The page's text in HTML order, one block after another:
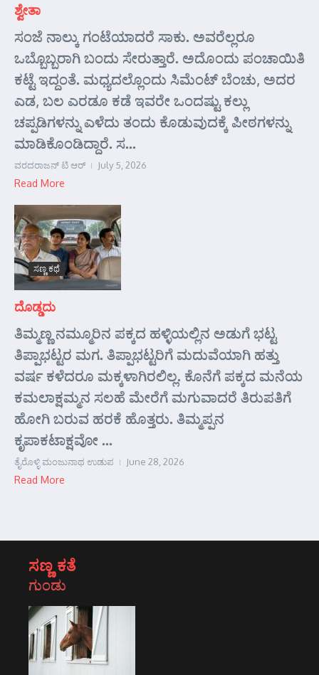
ಶ್ವೇತಾ
ಸಂಜೆ ನಾಲ್ಕು ಗಂಟೆಯಾದರೆ ಸಾಕು. ಅವರೆಲ್ಲರೂ
ಒಬ್ಬೊಬ್ಬರಾಗಿ ಬಂದು ಸೇರುತ್ತಾರೆ. ಅದೊಂದು ಪಂಚಾಯಿತಿ
ಕಟ್ಟೆ ಇದ್ದಂತೆ. ಮಧ್ಯದಲ್ಲೊಂದು ಸಿಮೆಂಟ್ ಬೆಂಚು, ಅದರ
ಎಡ, ಬಲ ಎರಡೂ ಕಡೆ ಇವರೇ ಒಂದಷ್ಟು ಕಲ್ಲು
ಚಪ್ಪಡಿಗಳನ್ನು ಎಳೆದು ತಂದು ಕೊಡುವುದಕ್ಕೆ ಪೀಠಗಳನ್ನು
ಮಾಡಿಕೊಂಡಿದ್ದಾರೆ. ಸ...
ವರದರಾಜನ್ ಟಿ ಆರ್ July 5, 2026
Read More
ಸಣ್ಣ ಕಥೆ
ದೊಡ್ಡದು
ತಿಮ್ಮಣ್ಣ ನಮ್ಮೂರಿನ ಪಕ್ಕದ ಹಳ್ಳಿಯಲ್ಲಿನ ಅಡುಗೆ ಭಟ್ಟ
ತಿಪ್ಪಾಭಟ್ಟರ ಮಗ. ತಿಪ್ಪಾಭಟ್ಟರಿಗೆ ಮದುವೆಯಾಗಿ ಹತ್ತು
ವರ್ಷ ಕಳೆದರೂ ಮಕ್ಕಳಾಗಿರಲಿಲ್ಲ. ಕೊನೆಗೆ ಪಕ್ಕದ ಮನೆಯ
ಕಮಲಾಕ್ಷಮ್ಮನ ಸಲಹೆ ಮೇರೆಗೆ ಮಗುವಾದರೆ ತಿರುಪತಿಗೆ
ಹೋಗಿ ಬರುವ ಹರಕೆ ಹೊತ್ತರು. ತಿಮ್ಮಪ್ಪನ
ಕೃಪಾಕಟಾಕ್ಷವೋ ...
ತೈರೊಳ್ಳಿ ಮಂಜುನಾಥ ಉಡುಪ June 28, 2026
Read More
ಸಣ್ಣ ಕತೆ
ಗುಂಡು